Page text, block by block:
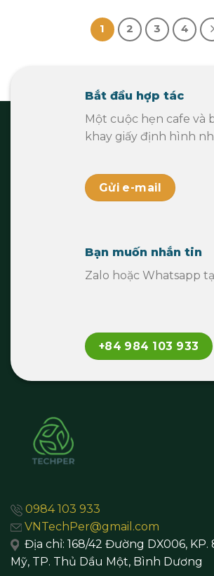
1 2 3 4
Bắt đầu hợp tác
Một cuộc hẹn cafe và
khay giấy định hình
Gửi e-mail
Bạn muốn nhắn tin
Zalo hoặc Whatsapp
+84 984 103 933
0984 103 933
VNTechPer@gmail.com
Địa chỉ: 168/42 Đường DX006,
Mỹ, TP. Thủ Dầu Một, Bình Dương